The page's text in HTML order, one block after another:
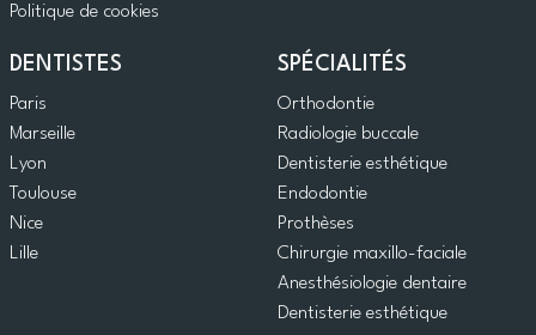
Politique de cookies
DENTISTES
Paris
Marseille
Lyon
Toulouse
Nice
Lille
SPÉCIALITÉS
Orthodontie
Radiologie buccale
Dentisterie esthétique
Endodontie
Prothèses
Chirurgie maxillo-faciale
Anesthésiologie dentaire
Dentisterie esthétique